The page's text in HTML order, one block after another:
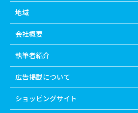
地域
会社概要
執筆者紹介
広告掲載について
ショッピングサイト